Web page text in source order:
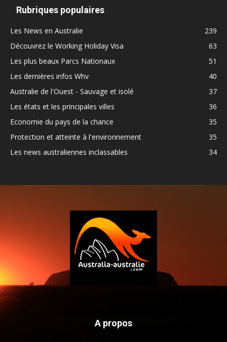
Rubriques populaires
Les News en Australie
239
Découvrez le Working Holiday Visa
63
Les plus beaux Parcs Nationaux
51
Les dernières infos Whv
40
Australie de l'Ouest - Sauvage et isolé
37
Les états et les principales villes
36
Economie du pays de la chance
35
Protection et atteinte à l'environnement
35
Les news australiennes inclassables
34
A propos